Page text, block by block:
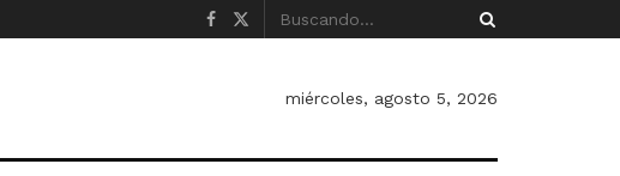
miércoles, agosto 5, 2026